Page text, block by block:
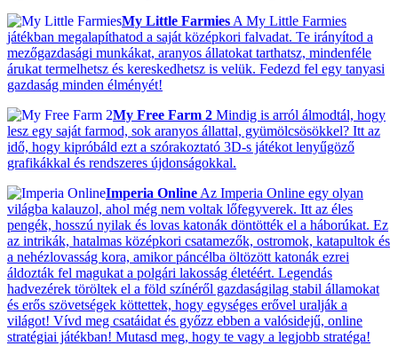
My Little Farmies A My Little Farmies
játékban megalapíthatod a saját középkori falvadat. Te irányítod a
mezőgazdasági munkákat, aranyos állatokat tarthatsz, mindenféle
árukat termelhetsz és kereskedhetsz is velük. Fedezd fel egy tanyasi
gazdaság minden élményét!
My Free Farm 2 Mindig is arról álmodtál, hogy
lesz egy saját farmod, sok aranyos állattal, gyümölcsösökkel? Itt az
idő, hogy kipróbáld ezt a szórakoztató 3D-s játékot lenyűgöző
grafikákkal és rendszeres újdonságokkal.
Imperia Online Az Imperia Online egy olyan
világba kalauzol, ahol még nem voltak lőfegyverek. Itt az éles
pengék, hosszú nyilak és lovas katonák döntötték el a háborúkat. Ez
az intrikák, hatalmas középkori csatamezők, ostromok, katapultok és
a nehézlovasság kora, amikor páncélba öltözött katonák ezrei
áldozták fel magukat a polgári lakosság életéért. Legendás
hadvezérek töröltek el a föld színéről gazdaságilag stabil államokat
és erős szövetségek köttettek, hogy egységes erővel uralják a
világot! Vívd meg csatáidat és győzz ebben a valósidejű, online
stratégiai játékban! Mutasd meg, hogy te vagy a legjobb stratéga!